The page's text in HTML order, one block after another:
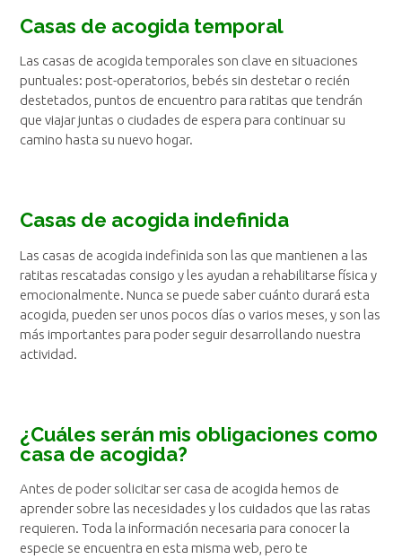
Casas de acogida temporal
Las casas de acogida temporales son clave en situaciones
puntuales: post-operatorios, bebés sin destetar o recién
destetados, puntos de encuentro para ratitas que tendrán
que viajar juntas o ciudades de espera para continuar su
camino hasta su nuevo hogar.
Casas de acogida indefinida
Las casas de acogida indefinida son las que mantienen a las
ratitas rescatadas consigo y les ayudan a rehabilitarse física y
emocionalmente. Nunca se puede saber cuánto durará esta
acogida, pueden ser unos pocos días o varios meses, y son las
más importantes para poder seguir desarrollando nuestra
actividad.
¿Cuáles serán mis obligaciones como
casa de acogida?
Antes de poder solicitar ser casa de acogida hemos de
aprender sobre las necesidades y los cuidados que las ratas
requieren. Toda la información necesaria para conocer la
especie se encuentra en esta misma web, pero te